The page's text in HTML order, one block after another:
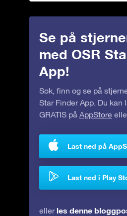
Se på
med OSR
App!
Søk, finn og se på
Star Finder App. Du kan
GRATIS på AppStore
Last ned på
Last ned i Play
eller les denne